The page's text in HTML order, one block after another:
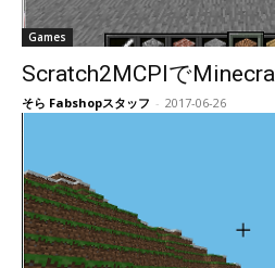
Games
Scratch2MCPIで
そら Fabshopスタッフ - 2017-06-26